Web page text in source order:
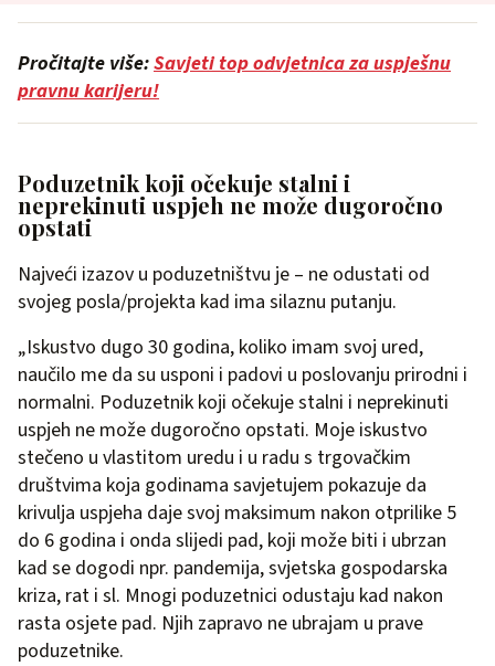
Pročitajte više:Savjeti top odvjetnica za uspješnu
pravnu karijeru!
Poduzetnik koji očekuje stalni i
neprekinuti uspjeh ne može dugoročno
opstati
Najveći izazov u poduzetništvu je – ne odustati od
svojeg posla/projekta kad ima silaznu putanju.
„Iskustvo dugo 30 godina, koliko imam svoj ured,
naučilo me da su usponi i padovi u poslovanju prirodni i
normalni. Poduzetnik koji očekuje stalni i neprekinuti
uspjeh ne može dugoročno opstati. Moje iskustvo
stečeno u vlastitom uredu i u radu s trgovačkim
društvima koja godinama savjetujem pokazuje da
krivulja uspjeha daje svoj maksimum nakon otprilike 5
do 6 godina i onda slijedi pad, koji može biti i ubrzan
kad se dogodi npr. pandemija, svjetska gospodarska
kriza, rat i sl. Mnogi poduzetnici odustaju kad nakon
rasta osjete pad. Njih zapravo ne ubrajam u prave
poduzetnike.